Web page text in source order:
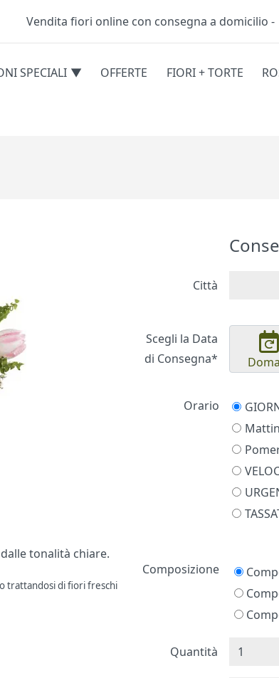
Testata
Vendita fiori online con consegna a domicilio -
SPECIALI OFFERTE FIORI + TORTE
tonalità chiare.
trattandosi di fiori freschi
Città
Scegli la Data
di Consegna*
Orario
Composizione
Quantità